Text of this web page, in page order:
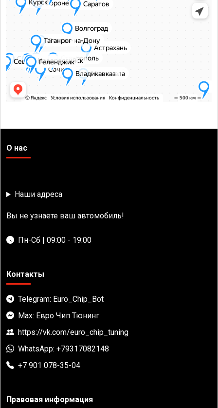
О нас
Наши адреса
Вы не узнаете ваш автомобиль!
Пн-Сб | 09:00 - 19:00
Контакты
Telegram: Euro_Chip_Bot
Max: Евро Чип Тюнинг
https://vk.com/euro_chip_tuning
WhatsApp: +79317082148
+7 901 078-35-04
Правовая информация